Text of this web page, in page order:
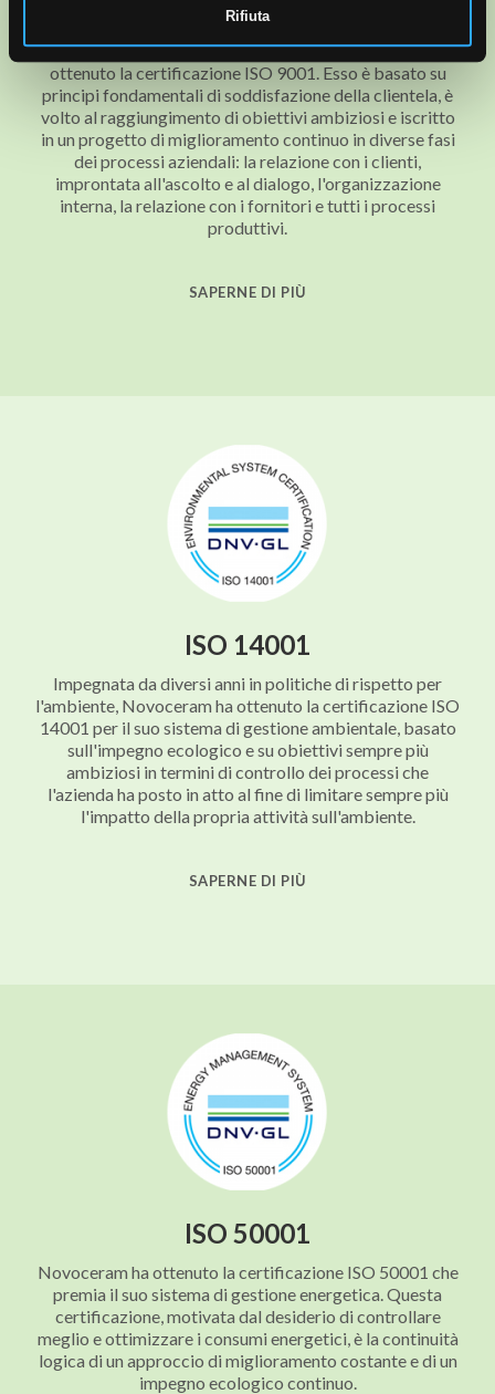
Rifiuta
ISO 9001
Il sistema di gestione della qualità di Novoceram ha
ottenuto la certificazione ISO 9001. Esso è basato su
principi fondamentali di soddisfazione della clientela, è
volto al raggiungimento di obiettivi ambiziosi e iscritto
in un progetto di miglioramento continuo in diverse fasi
dei processi aziendali: la relazione con i clienti,
improntata all'ascolto e al dialogo, l'organizzazione
interna, la relazione con i fornitori e tutti i processi
produttivi.
SAPERNE DI PIÙ
ISO 14001
Impegnata da diversi anni in politiche di rispetto per
l'ambiente, Novoceram ha ottenuto la certificazione ISO
14001 per il suo sistema di gestione ambientale, basato
sull'impegno ecologico e su obiettivi sempre più
ambiziosi in termini di controllo dei processi che
l'azienda ha posto in atto al fine di limitare sempre più
l'impatto della propria attività sull'ambiente.
SAPERNE DI PIÙ
ISO 50001
Novoceram ha ottenuto la certificazione ISO 50001 che
premia il suo sistema di gestione energetica. Questa
certificazione, motivata dal desiderio di controllare
meglio e ottimizzare i consumi energetici, è la continuità
logica di un approccio di miglioramento costante e di un
impegno ecologico continuo.